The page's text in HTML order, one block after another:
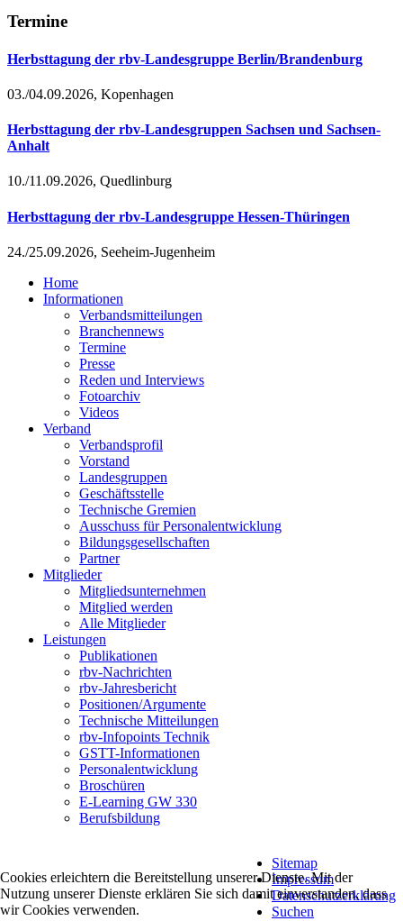
Termine
Herbsttagung der rbv-Landesgruppe Berlin/Brandenburg
03./04.09.2026, Kopenhagen
Herbsttagung der rbv-Landesgruppen Sachsen und Sachsen-
Anhalt
10./11.09.2026, Quedlinburg
Herbsttagung der rbv-Landesgruppe Hessen-Thüringen
24./25.09.2026, Seeheim-Jugenheim
Home
Informationen
Verbandsmitteilungen
Branchennews
Termine
Presse
Reden und Interviews
Fotoarchiv
Videos
Verband
Verbandsprofil
Vorstand
Landesgruppen
Geschäftsstelle
Technische Gremien
Ausschuss für Personalentwicklung
Bildungsgesellschaften
Partner
Mitglieder
Mitgliedsunternehmen
Mitglied werden
Alle Mitglieder
Leistungen
Publikationen
rbv-Nachrichten
rbv-Jahresbericht
Positionen/Argumente
Technische Mitteilungen
rbv-Infopoints Technik
GSTT-Informationen
Personalentwicklung
Broschüren
E-Learning GW 330
Berufsbildung
Sitemap
Impressum
Datenschutzerklärung
Suchen
Cookies erleichtern die Bereitstellung unserer Dienste. Mit der
Nutzung unserer Dienste erklären Sie sich damit einverstanden, dass
wir Cookies verwenden.